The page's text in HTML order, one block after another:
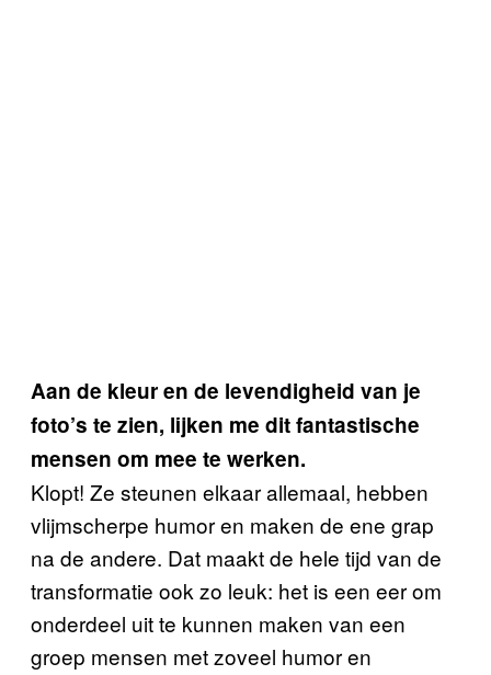
Aan de kleur en de levendigheid van je
foto’s te zien, lijken me dit fantastische
mensen om mee te werken.
Klopt! Ze steunen elkaar allemaal, hebben
vlijmscherpe humor en maken de ene grap
na de andere. Dat maakt de hele tijd van de
transformatie ook zo leuk: het is een eer om
onderdeel uit te kunnen maken van een
groep mensen met zoveel humor en